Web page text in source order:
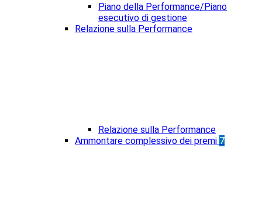
Piano della Performance/Piano
esecutivo di gestione
Relazione sulla Performance
Relazione sulla Performance
Ammontare complessivo dei premi 7